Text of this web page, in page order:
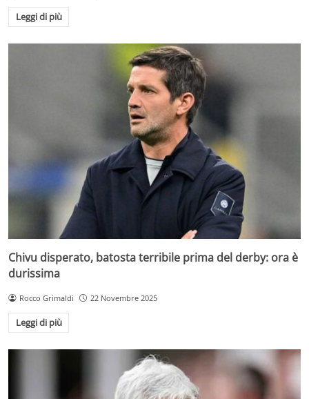
Leggi di più
Chivu disperato, batosta terribile prima del derby: ora è
durissima
Rocco Grimaldi 22 Novembre 2025
Leggi di più